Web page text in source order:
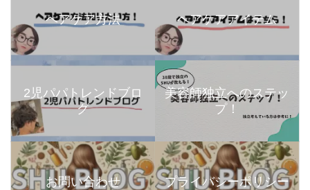
ヘアケア方法 ヘアケアアイテム
2児パパトレンドブロ
グ
美容師独立へのステッ
プ！
お問い合わせ プライバシーポリシー